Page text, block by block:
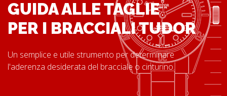
GUIDA ALLE TAGLIE
PER I BRACCIALI TUDOR
Un semplice e utile strumento per determinare
l'aderenza desiderata del bracciale o cinturino.